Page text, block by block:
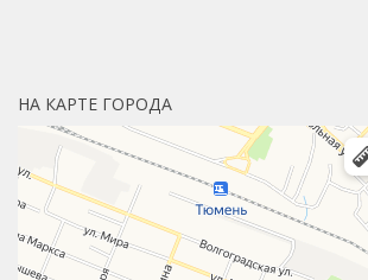
НА КАРТЕ ГОРОДА